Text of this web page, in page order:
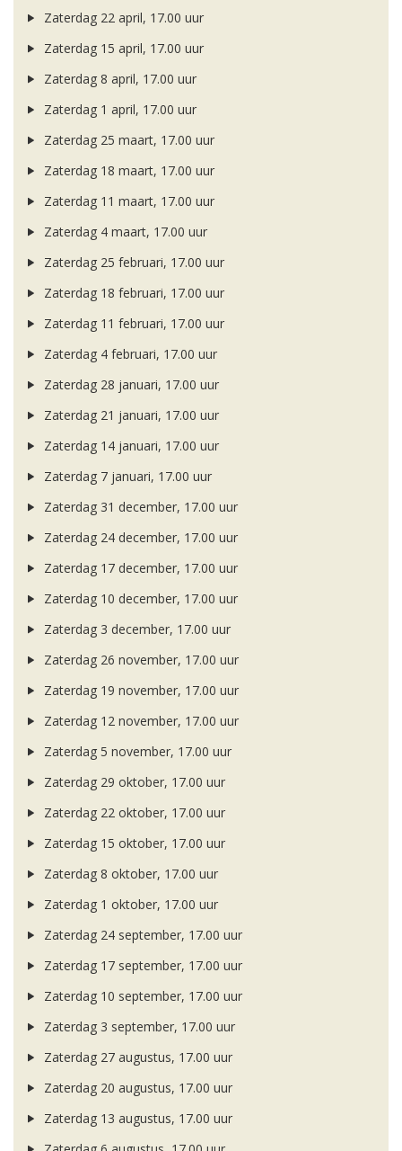
Zaterdag 22 april, 17.00 uur
Zaterdag 15 april, 17.00 uur
Zaterdag 8 april, 17.00 uur
Zaterdag 1 april, 17.00 uur
Zaterdag 25 maart, 17.00 uur
Zaterdag 18 maart, 17.00 uur
Zaterdag 11 maart, 17.00 uur
Zaterdag 4 maart, 17.00 uur
Zaterdag 25 februari, 17.00 uur
Zaterdag 18 februari, 17.00 uur
Zaterdag 11 februari, 17.00 uur
Zaterdag 4 februari, 17.00 uur
Zaterdag 28 januari, 17.00 uur
Zaterdag 21 januari, 17.00 uur
Zaterdag 14 januari, 17.00 uur
Zaterdag 7 januari, 17.00 uur
Zaterdag 31 december, 17.00 uur
Zaterdag 24 december, 17.00 uur
Zaterdag 17 december, 17.00 uur
Zaterdag 10 december, 17.00 uur
Zaterdag 3 december, 17.00 uur
Zaterdag 26 november, 17.00 uur
Zaterdag 19 november, 17.00 uur
Zaterdag 12 november, 17.00 uur
Zaterdag 5 november, 17.00 uur
Zaterdag 29 oktober, 17.00 uur
Zaterdag 22 oktober, 17.00 uur
Zaterdag 15 oktober, 17.00 uur
Zaterdag 8 oktober, 17.00 uur
Zaterdag 1 oktober, 17.00 uur
Zaterdag 24 september, 17.00 uur
Zaterdag 17 september, 17.00 uur
Zaterdag 10 september, 17.00 uur
Zaterdag 3 september, 17.00 uur
Zaterdag 27 augustus, 17.00 uur
Zaterdag 20 augustus, 17.00 uur
Zaterdag 13 augustus, 17.00 uur